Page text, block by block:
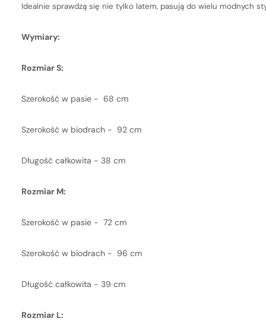
Idealnie sprawdzą się nie tylko latem, pasują do wielu modnych
Wymiary:
Rozmiar S:
Szerokość w pasie - 68 cm
Szerokość w biodrach - 92 cm
Długość całkowita - 38 cm
Rozmiar M:
Szerokość w pasie - 72 cm
Szerokość w biodrach - 96 cm
Długość całkowita - 39 cm
Rozmiar L: